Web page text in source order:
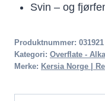
Svin – og
Produktnummer: 031921
Kategori: Overflate -
Merke: Kersia Norge |